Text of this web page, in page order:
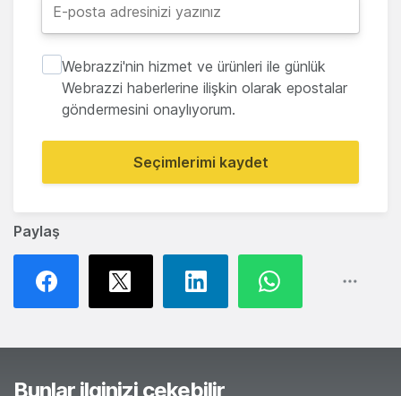
Paylaş
Webrazzi'nin hizmet ve ürünleri ile günlük
Webrazzi haberlerine ilişkin olarak epostalar
göndermesini onaylıyorum.
Seçimlerimi kaydet
Bunlar ilginizi çekebilir